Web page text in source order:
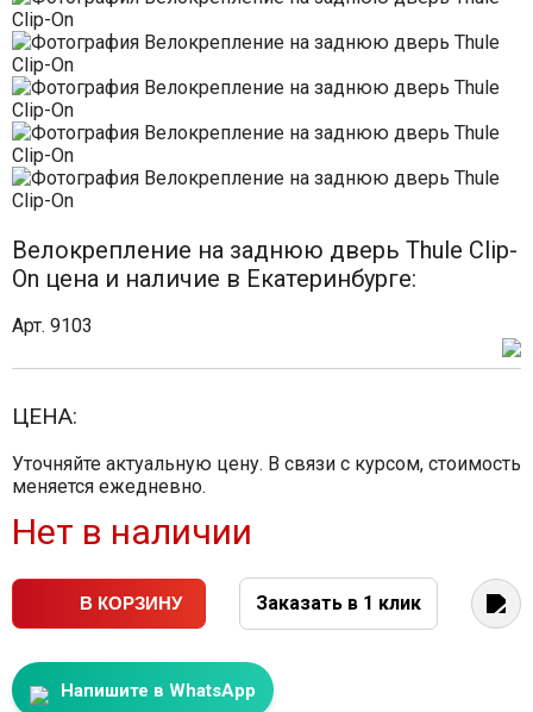
Велокрепление на заднюю дверь Thule Clip-
On цена и наличие в Екатеринбурге:
Арт. 9103
ЦЕНА:
Уточняйте актуальную цену. В связи с курсом, стоимость
меняется ежедневно.
Нет в наличии
В КОРЗИНУ Заказать в 1 клик
Напишите в WhatsApp